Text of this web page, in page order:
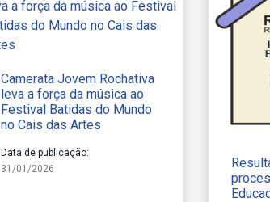
Camerata Jovem Rochativa
leva a força da música ao
Festival Batidas do Mundo
no Cais das Artes
Data de publicação:
31/01/2026